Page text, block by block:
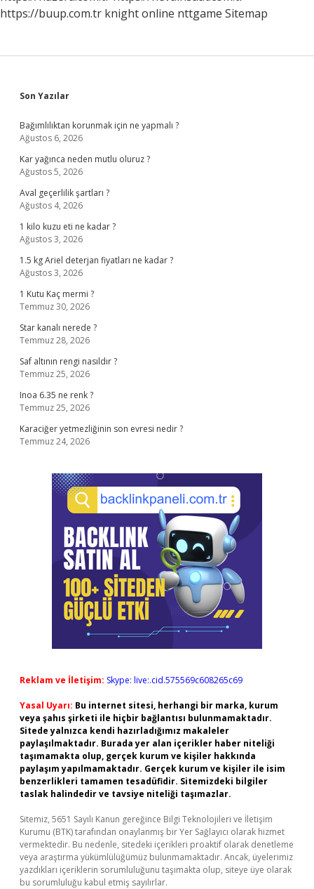
https://buup.com.tr knight online nttgame Sitemap
Sidebar
Son Yazılar
Bağımlılıktan korunmak için ne yapmalı ?
Ağustos 6, 2026
Kar yağınca neden mutlu oluruz ?
Ağustos 5, 2026
Aval geçerlilik şartları ?
Ağustos 4, 2026
1 kilo kuzu eti ne kadar ?
Ağustos 3, 2026
1.5 kg Ariel deterjan fiyatları ne kadar ?
Ağustos 3, 2026
1 Kutu Kaç mermi ?
Temmuz 30, 2026
Star kanalı nerede ?
Temmuz 28, 2026
Saf altının rengi nasıldır ?
Temmuz 25, 2026
Inoa 6.35 ne renk ?
Temmuz 25, 2026
Karaciğer yetmezliğinin son evresi nedir ?
Temmuz 24, 2026
Reklam ve İletişim: Skype: live:.cid.575569c608265c69
Yasal Uyarı: Bu internet sitesi, herhangi bir marka, kurum
veya şahıs şirketi ile hiçbir bağlantısı bulunmamaktadır.
Sitede yalnızca kendi hazırladığımız makaleler
paylaşılmaktadır. Burada yer alan içerikler haber niteliği
taşımamakta olup, gerçek kurum ve kişiler hakkında
paylaşım yapılmamaktadır. Gerçek kurum ve kişiler ile isim
benzerlikleri tamamen tesadüfidir. Sitemizdeki bilgiler
taslak halindedir ve tavsiye niteliği taşımazlar.
Sitemiz, 5651 Sayılı Kanun gereğince Bilgi Teknolojileri ve İletişim
Kurumu (BTK) tarafından onaylanmış bir Yer Sağlayıcı olarak hizmet
vermektedir. Bu nedenle, sitedeki içerikleri proaktif olarak denetleme
veya araştırma yükümlülüğümüz bulunmamaktadır. Ancak, üyelerimiz
yazdıkları içeriklerin sorumluluğunu taşımakta olup, siteye üye olarak
bu sorumluluğu kabul etmiş sayılırlar.